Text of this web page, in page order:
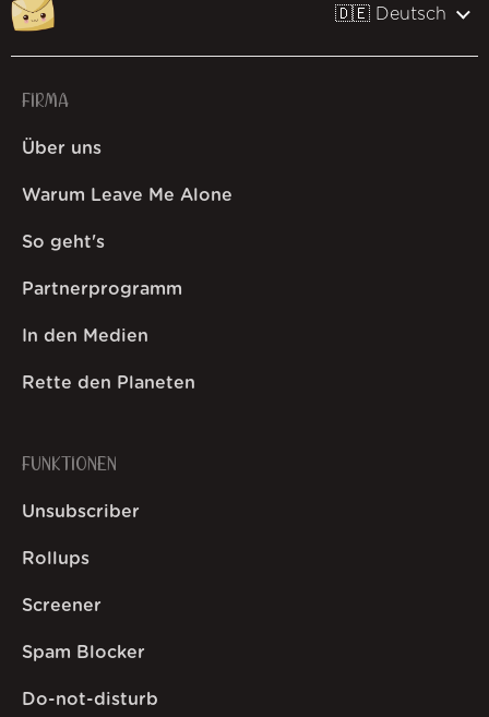
🇩🇪 Deutsch
FIRMA
Über uns
Warum Leave Me Alone
So geht's
Partnerprogramm
In den Medien
Rette den Planeten
FUNKTIONEN
Unsubscriber
Rollups
Screener
Spam Blocker
Do-not-disturb